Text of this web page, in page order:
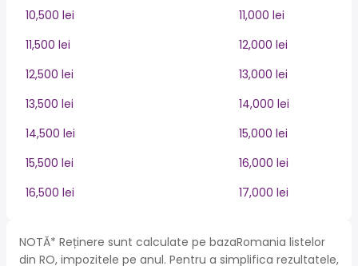
10,500 lei
11,000 lei
11,500 lei
12,000 lei
12,500 lei
13,000 lei
13,500 lei
14,000 lei
14,500 lei
15,000 lei
15,500 lei
16,000 lei
16,500 lei
17,000 lei
NOTĂ* Reținere sunt calculate pe bazaRomania listelor
din RO, impozitele pe anul. Pentru a simplifica rezultatele,